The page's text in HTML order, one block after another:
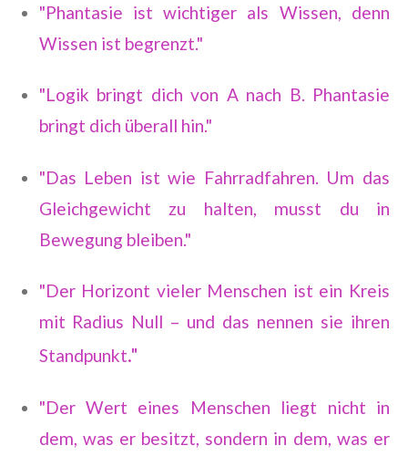
"Phantasie ist wichtiger als Wissen, denn
Wissen ist begrenzt."
"Logik bringt dich von A nach B. Phantasie
bringt dich überall hin."
"Das Leben ist wie Fahrradfahren. Um das
Gleichgewicht zu halten, musst du in
Bewegung bleiben."
"Der Horizont vieler Menschen ist ein Kreis
mit Radius Null – und das nennen sie ihren
Standpunkt."
"Der Wert eines Menschen liegt nicht in
dem, was er besitzt, sondern in dem, was er